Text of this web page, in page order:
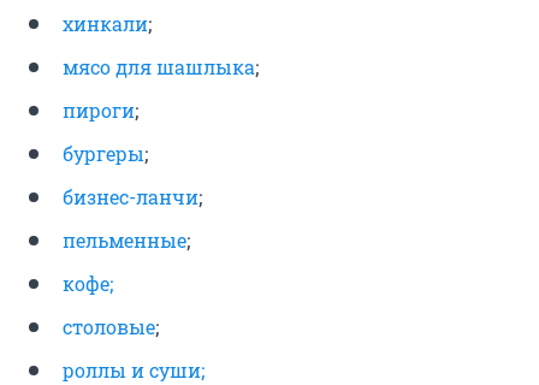
хинкали;
мясо для шашлыка;
пироги;
бургеры;
бизнес-ланчи;
пельменные;
кофе;
столовые;
роллы и суши;